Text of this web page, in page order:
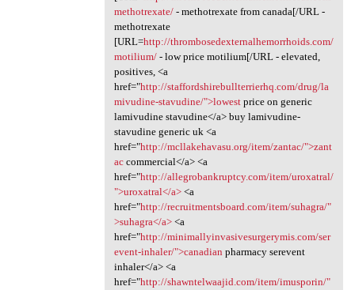
methotrexate/- methotrexate from canada[/URL -
methotrexate
[URL=http://thrombosedexternalhemorrhoids.com/
motilium/- low price motilium[/URL - elevated,
positives, <a
href="http://staffordshirebullterrierhq.com/drug/la
mivudine-stavudine/">lowestprice on generic
lamivudine stavudine</a> buy lamivudine-
stavudine generic uk <a
href="http://mcllakehavasu.org/item/zantac/">zant
accommercial</a> <a
href="http://allegrobankruptcy.com/item/uroxatral/
">uroxatral</a><a
href="http://recruitmentsboard.com/item/suhagra/"
>suhagra</a><a
href="http://minimallyinvasivesurgerymis.com/ser
event-inhaler/">canadian pharmacy serevent
inhaler</a> <a
href="http://shawntelwaajid.com/item/imusporin/"